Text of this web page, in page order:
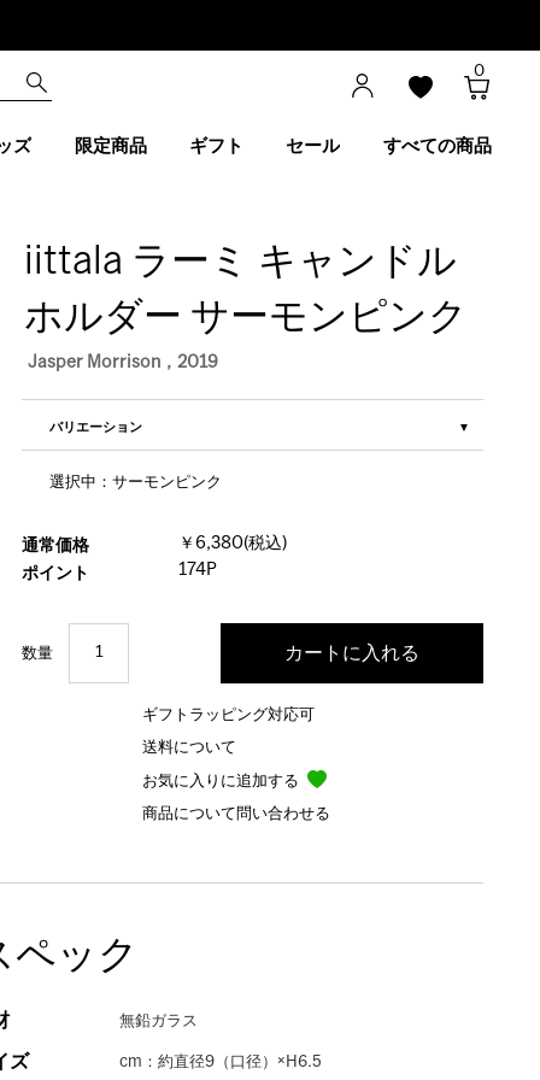
0
ズ 限定商品 ギフト セール すべての商品
iittala ラーミ キャンドル
ホルダー サーモンピンク
Jasper Morrison，2019
バリエーション
選択中：サーモンピンク
通常価格
￥6,380(税込)
ポイント
174P
数量
ギフトラッピング対応可
送料について
お気に入りに追加する
商品について問い合わせる
ペック
無鉛ガラス
ズ cm：約直径9（口径）×H6.5